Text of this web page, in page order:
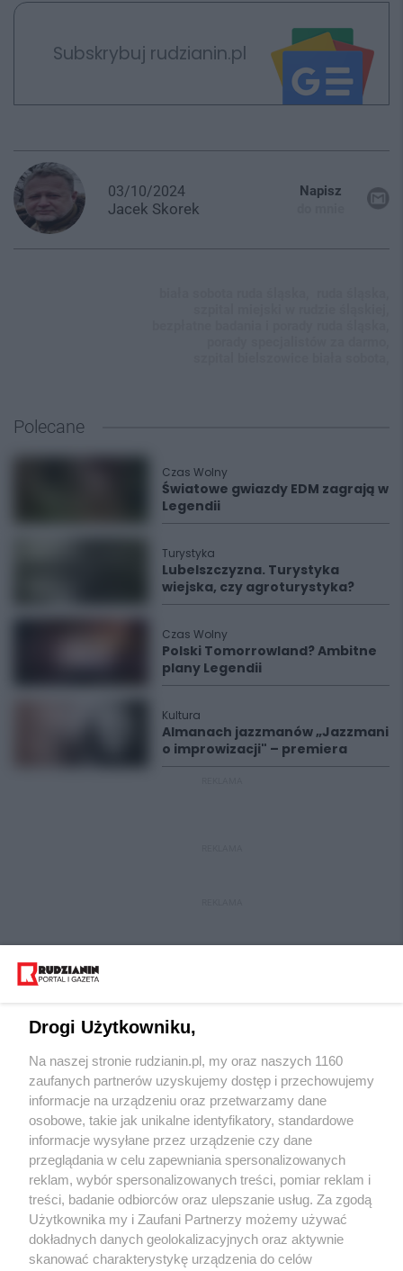
Subskrybuj rudzianin.pl
03/10/2024
Jacek Skorek
Napisz
Polecane
Czas Wolny
Światowe gwiazdy EDM zagrają w
Legendii
Turystyka
Lubelszczyzna. Turystyka
wiejska, czy agroturystyka?
Czas Wolny
Polski Tomorrowland? Ambitne
plany Legendii
Kultura
Almanach jazzmanów „Jazzmani
o improwizacji" – premiera
Wydawca mediów lokalnych
Nie zapomnij
zapoznać się z:
polityką prywatności regulamin korzystania z portali
Twojemiasto
Piekary Śląskie
Chorzów
Skontakuj sięz nami
Kontakt
Wydawca
Drogi Użytkowniku,
Na naszej stronie rudzianin.pl, my oraz naszych 1160
zaufanych partnerów uzyskujemy dostęp i przechowujemy
informacje na urządzeniu oraz przetwarzamy dane
osobowe, takie jak unikalne identyfikatory, standardowe
informacje wysyłane przez urządzenie czy dane
przeglądania w celu zapewniania spersonalizowanych
reklam, wybór spersonalizowanych treści, pomiar reklam i
treści, badanie odbiorców oraz ulepszanie usług. Za zgodą
Użytkownika my i Zaufani Partnerzy możemy używać
dokładnych danych geolokalizacyjnych oraz aktywnie
skanować charakterystykę urządzenia do celów